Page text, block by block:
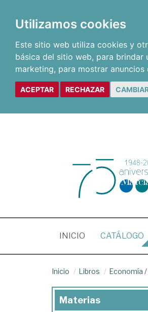
Utilizamos cookies
Este sitio web utiliza cookies y
básica del sitio web, para brindar
marketing, para mostrar anuncios
ACEPTAR RECHAZAR
INICIO (CURRENT)
CATÁLOGO
Inicio Libros Economía /
Materias